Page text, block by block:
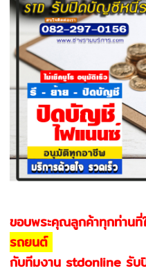
ขอบพระคุณลูกค้าทุกท่าน
รถยนต์
กับทีมงาน stdonline รั